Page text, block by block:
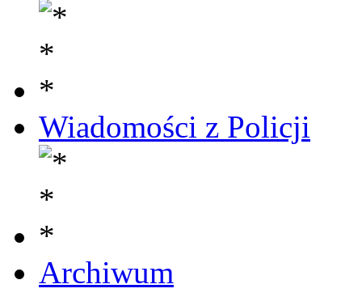
Wiadomości z Policji
Archiwum